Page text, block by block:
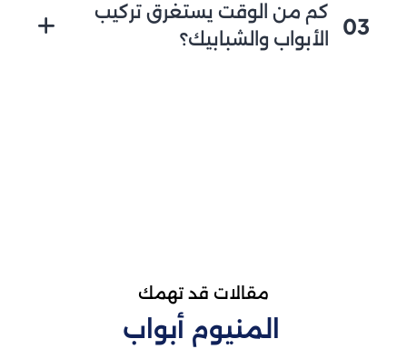
الإلكتروني لطلب عرض سعر. سنقوم بتقييم
احتياجاتك وتقديم عرض مناسب لك.
03
كم من الوقت يستغرق تركيب
الأبواب والشبابيك؟
مقالات قد تهمك
المنيوم أبواب